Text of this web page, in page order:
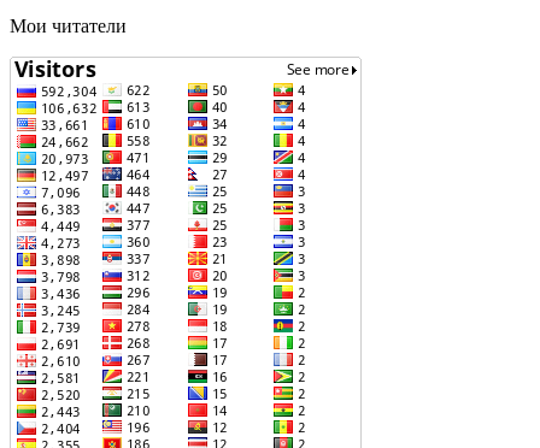
Мои читатели